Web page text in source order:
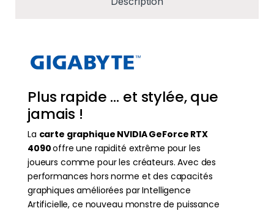
Plus rapide … et stylée, que
jamais !
La carte graphique NVIDIA GeForce RTX
4090offre une rapidité extrême pour les
joueurs comme pour les créateurs. Avec des
performances hors norme et des capacités
graphiques améliorées par Intelligence
Artificielle, ce nouveau monstre de puissance